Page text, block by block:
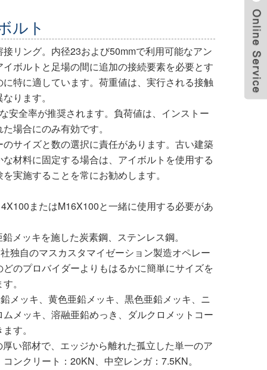
ルト
リング。内径23および50mmで利用可能なアン
ボルトと足場の間に追加の接続要素を必要とす
特に適しています。荷重値は、実行される接触
ります。
安全率が推奨されます。負荷値は、インストー
場合にのみ有効です。
サイズと数の選択に責任があります。古い建築
材料に固定する場合は、アイボルトを使用する
実施することを常にお勧めします。
またはM16X100と一緒に使用する必要があ
メッキを施した炭素鋼、ステンレス鋼。
独自のマスカスタマイゼーション製造オペレー
のプロバイダーよりもはるかに簡単にサイズを
。
メッキ、黄色亜鉛メッキ、黒色亜鉛メッキ、ニ
メッキ、溶融亜鉛めっき、ダルクロメットコー
す。
い部材で、エッジから離れた孤立した単一のア
ンクリート：20KN、中空レンガ：7.5KN。